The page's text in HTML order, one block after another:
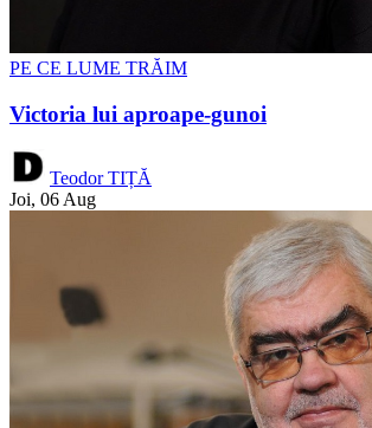
PE CE LUME TRĂIM
Victoria lui aproape-gunoi
Teodor TIȚĂ
Joi, 06 Aug